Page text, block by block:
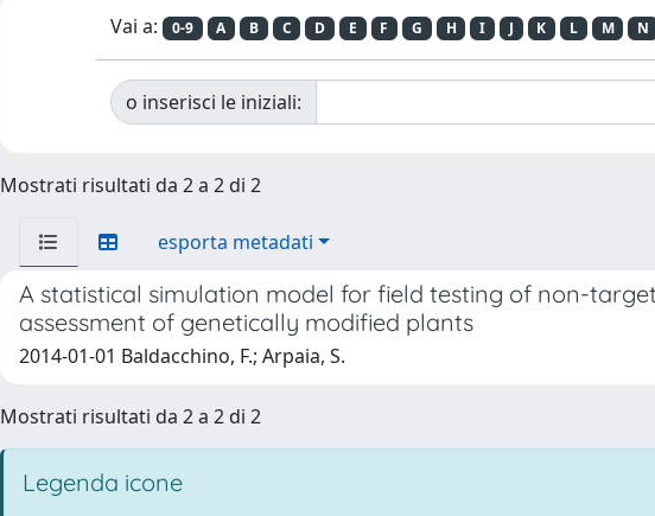
Vai a: 0-9 A B C D E F G H I J K L M N
o inserisci le iniziali:
Mostrati risultati da 2 a 2 di 2
esporta metadati
A statistical simulation model for field testing of non-
assessment of genetically modified plants
2014-01-01 Baldacchino, F.; Arpaia, S.
Mostrati risultati da 2 a 2 di 2
Legenda icone